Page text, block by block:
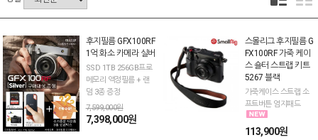
후지필름 GFX100RF
1억 화소 카메라 실버
SSD 1TB 256GB프로
메모리 액정필름 + 랜
덤 3종 증정
7,599,000원
7,398,000원
스몰리그 후지필름 G
FX100RF 가죽 케이
스 숄터 스트랩 키트
5267 블랙
가죽케이스 스트랩 소
프트버튼 엄지패드
113,900원